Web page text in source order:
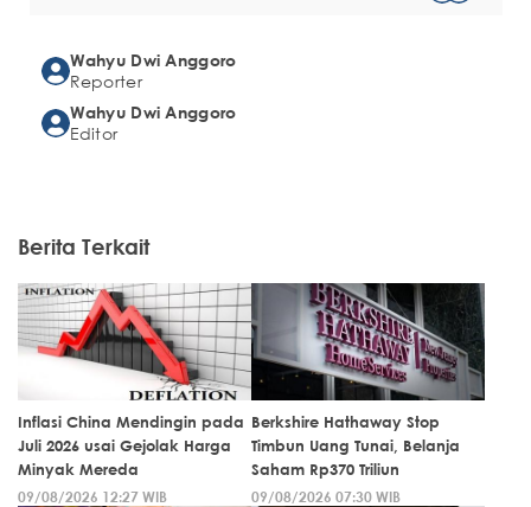
Wahyu Dwi Anggoro
Reporter
Wahyu Dwi Anggoro
Editor
Berita Terkait
Inflasi China Mendingin pada
Juli 2026 usai Gejolak Harga
Minyak Mereda
09/08/2026 12:27 WIB
Berkshire Hathaway Stop
Timbun Uang Tunai, Belanja
Saham Rp370 Triliun
09/08/2026 07:30 WIB